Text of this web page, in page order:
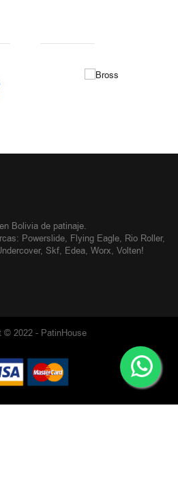
Bolivia de patinaje.
Powerslide, Flying Eagle, Rio Roller,
Skf, Edea, Worx, Volten!
© 2022 - PatinHouse